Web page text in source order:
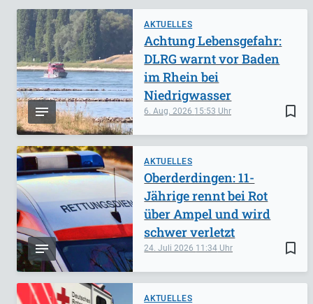
AKTUELLES
bookmark_border
6. Aug. 2026 15:53
Achtung Lebensgefahr:
DLRG warnt vor Baden
im Rhein bei
Niedrigwasser
AKTUELLES
bookmark_border
24. Juli 2026 11:34
Oberderdingen: 11-
Jährige rennt bei Rot
über Ampel und wird
schwer verletzt
AKTUELLES